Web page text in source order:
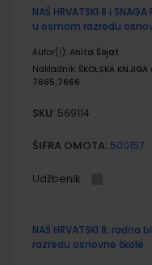
proizvodi
NAŠ HRVATSKI 8 i
u osmom razredu
Autor(i): Anita Šojat
Nakladnik: ŠKOLSKA
7665;7666
SKU: 569114
ŠIFRA OMOTA: 500157
Udžbenik
NAŠ HRVATSKI 8;
razredu osnovne škole